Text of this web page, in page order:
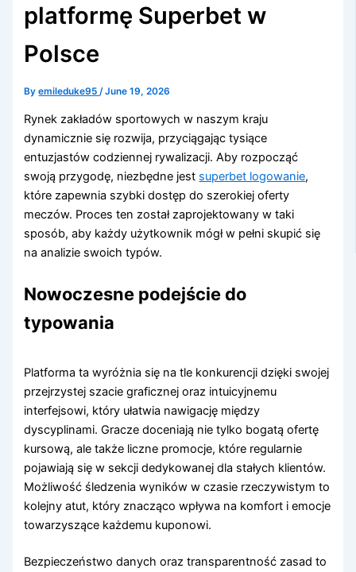
platformę Superbet w
Polsce
Byemileduke95 /June 19, 2026
Rynek zakładów sportowych w naszym kraju
dynamicznie się rozwija, przyciągając tysiące
entuzjastów codziennej rywalizacji. Aby rozpocząć
swoją przygodę, niezbędne jest superbet logowanie,
które zapewnia szybki dostęp do szerokiej oferty
meczów. Proces ten został zaprojektowany w taki
sposób, aby każdy użytkownik mógł w pełni skupić się
na analizie swoich typów.
Nowoczesne podejście do
typowania
Platforma ta wyróżnia się na tle konkurencji dzięki swojej
przejrzystej szacie graficznej oraz intuicyjnemu
interfejsowi, który ułatwia nawigację między
dyscyplinami. Gracze doceniają nie tylko bogatą ofertę
kursową, ale także liczne promocje, które regularnie
pojawiają się w sekcji dedykowanej dla stałych klientów.
Możliwość śledzenia wyników w czasie rzeczywistym to
kolejny atut, który znacząco wpływa na komfort i emocje
towarzyszące każdemu kuponowi.
Bezpieczeństwo danych oraz transparentność zasad to